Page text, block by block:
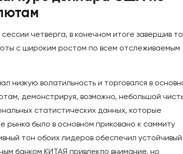
четверга, в конечном итоге завершив
с широким ростом по всем отслеживаемым
низкую волатильность и торговался в
демонстрируя, возможно, небольшой
статистических данных, которые
рынка было в основном приковано к саммиту
тон обоих лидеров обеспечил устойчивый
банком КИТАЯ привлекло внимание, но